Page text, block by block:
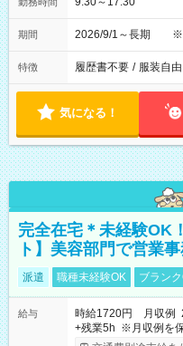
期間 2026/9/1～長期 ※9
特徴 履歴書不要 / 服装自由
気になる！
完全在宅＊未経験OK
ト】美容部門で営業
派遣 職種未経験OK ブラン
給与
時給1720円 月収例
+残業5h ※月収例を
取りサービス利用可